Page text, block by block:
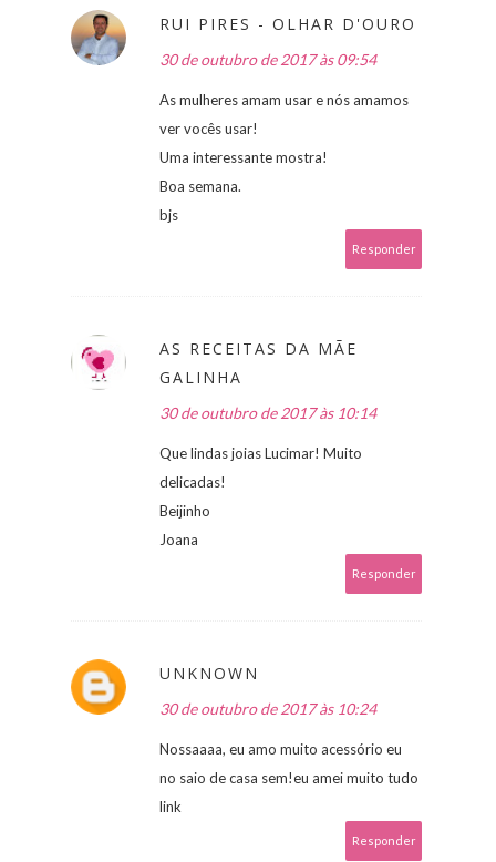
RUI PIRES - OLHAR D'OURO
30 de outubro de 2017 às 09:54
As mulheres amam usar e nós amamos
ver vocês usar!
Uma interessante mostra!
Boa semana.
bjs
Responder
AS RECEITAS DA MÃE
GALINHA
30 de outubro de 2017 às 10:14
Que lindas joias Lucimar! Muito
delicadas!
Beijinho
Joana
Responder
UNKNOWN
30 de outubro de 2017 às 10:24
Nossaaaa, eu amo muito acessório eu
no saio de casa sem!eu amei muito tudo
link
Responder